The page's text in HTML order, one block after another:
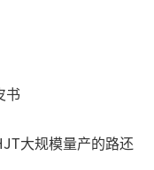
书
大规模量产的路还